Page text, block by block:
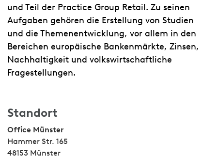
und Teil der Practice Group Retail. Zu seinen
Aufgaben gehören die Erstellung von Studien
und die Themenentwicklung, vor allem in den
Bereichen europäische Bankenmärkte, Zinsen,
Nachhaltigkeit und volkswirtschaftliche
Fragestellungen.
Standort
Office Münster
Hammer Str. 165
48153 Münster